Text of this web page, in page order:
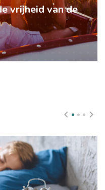
vrijheid van de